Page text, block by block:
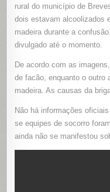
rural do município de
dois estavam alcoolizados
madeira durante a
divulgado até o momento.
De acordo com as
de facão, enquanto o outro
madeira. As causas da
Não há informações
se equipes de socorro
ainda não se manifestou